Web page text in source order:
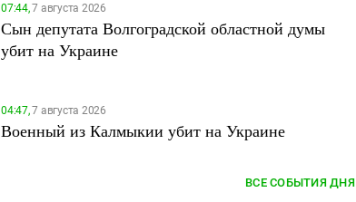
07:44,7 августа 2026
Сын депутата Волгоградской областной думы
убит на Украине
04:47,7 августа 2026
Военный из Калмыкии убит на Украине
ВСЕ СОБЫТИЯ ДНЯ